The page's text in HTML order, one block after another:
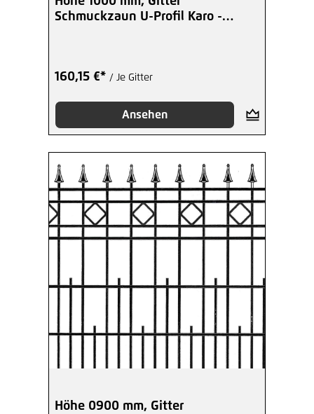
Schmuckzaun U-Profil Karo -
160,15 €* / Je Gitter
Ansehen
Höhe 0900 mm, Gitter